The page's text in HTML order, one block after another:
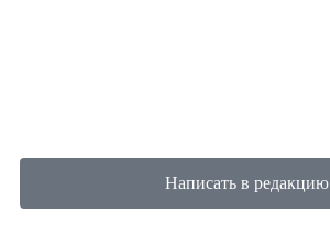
Написать в редакцию